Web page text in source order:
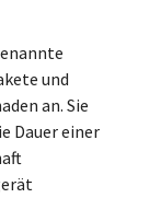
und
an. Sie
Dauer einer